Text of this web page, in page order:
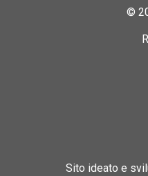
©
Sito ideato e